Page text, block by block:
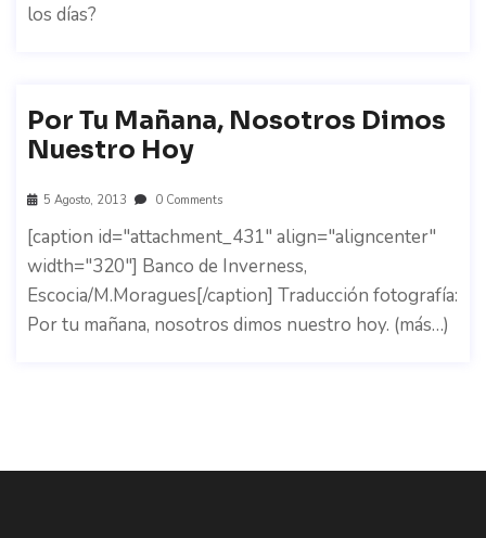
los días?
Por Tu Mañana, Nosotros Dimos
Nuestro Hoy
5 Agosto, 2013 0 Comments
[caption id="attachment_431" align="aligncenter"
width="320"] Banco de Inverness,
Escocia/M.Moragues[/caption] Traducción fotografía:
Por tu mañana, nosotros dimos nuestro hoy. (más…)